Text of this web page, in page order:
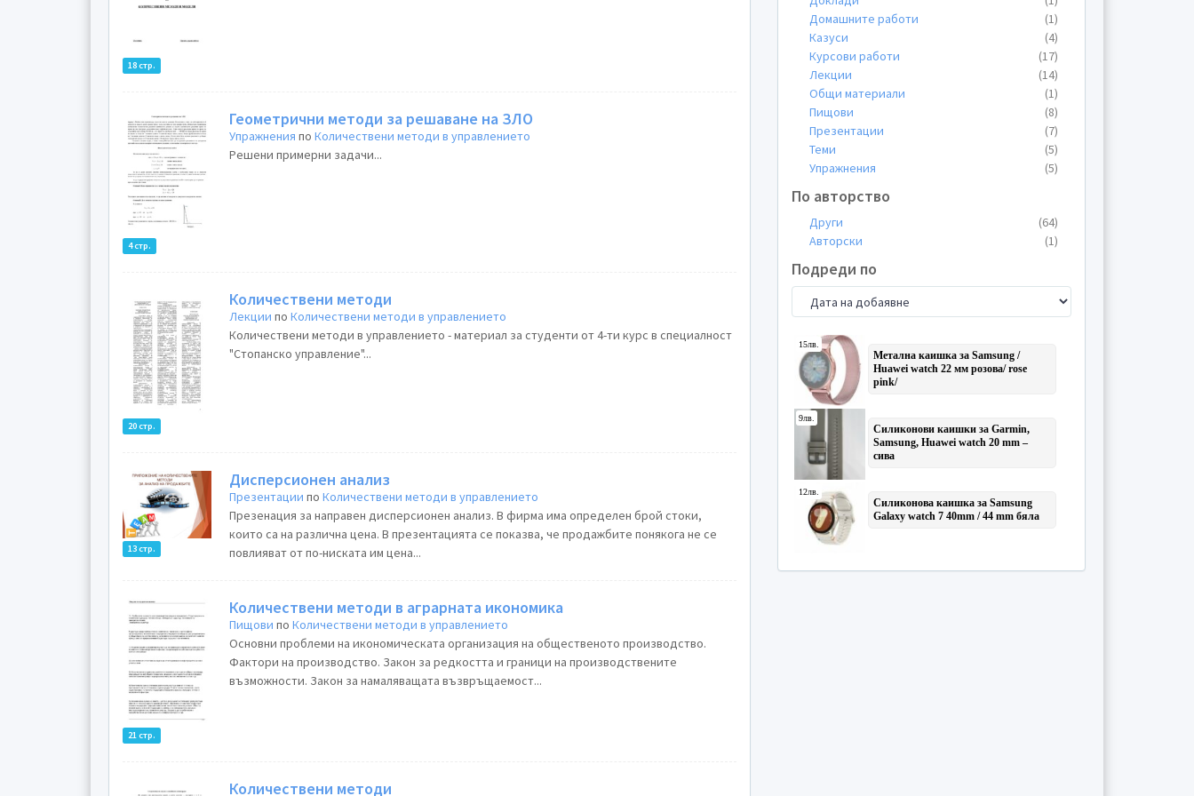
18 стр.
4 стр.
Геометрични методи за решаване на ЗЛО
Упражнения поКоличествени методи в управлението
Решени примерни задачи...
20 стр.
Количествени методи
Лекции поКоличествени методи в управлението
Количествени методи в управлението - материал за студенти от 4-ти курс в специалност
"Стопанско управление"...
13 стр.
Дисперсионен анализ
Презентации поКоличествени методи в управлението
Презенация за направен дисперсионен анализ. В фирма има определен брой стоки,
които са на различна цена. В презентацията се показва, че продажбите понякога не се
повлияват от по-ниската им цена...
21 стр.
Количествени методи в аграрната икономика
Пищови поКоличествени методи в управлението
Основни проблеми на икономическата организация на общественото производство.
Фактори на производство. Закон за редкостта и граници на производствените
възможности. Закон за намаляващата възвръщаемост...
Количествени методи
Домашните работи
(1)
Казуси
(4)
Курсови работи
(17)
Лекции
(14)
Общи материали
(1)
Пищови
(8)
Презентации
(7)
Теми
(5)
Упражнения
(5)
По авторство
Други
(64)
Авторски
(1)
Подреди по